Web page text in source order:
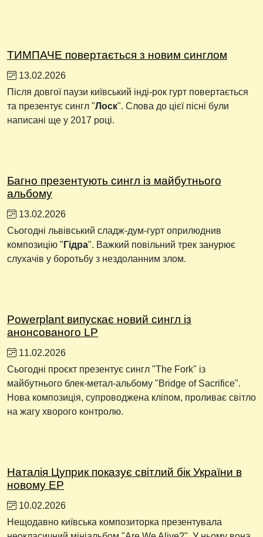
ТИМПАЧЕ повертається з новим синглом
13.02.2026
Після довгої паузи київський інді-рок гурт повертається
та презентує сингл "Лоск". Слова до цієї пісні були
написані ще у 2017 році.
Багно презентують сингл із майбутнього
альбому
13.02.2026
Сьогодні львівський сладж-дум-гурт оприлюднив
композицію " Гідра". Важкий повільний трек занурює
слухачів у боротьбу з нездоланним злом.
Powerplant випускає новий сингл із
анонсованого LP
11.02.2026
Сьогодні проєкт презентує сингл "The Fork" із
майбутнього блек-метал-альбому "Bridge of Sacrifice".
Нова композиція, супроводжена кліпом, проливає світло
на жагу хворого контролю.
Наталія Цуприк показує світлий бік України в
новому EP
10.02.2026
Нещодавно київська композиторка презентувала